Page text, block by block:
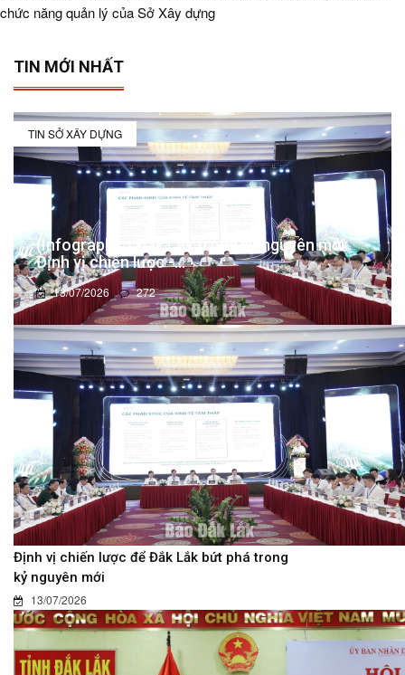
chức năng quản lý của Sở Xây dựng
TIN MỚI NHẤT
TIN SỞ XÂY DỰNG
(Infographic) Đắk Lắk trong kỷ nguyên mới:
Định vị chiến lược -...
13/07/2026 272
Định vị chiến lược để Đắk Lắk bứt phá trong
kỷ nguyên mới
13/07/2026